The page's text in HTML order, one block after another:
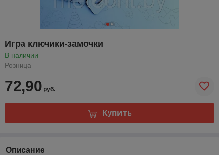
Игра ключики-замочки
В наличии
Розница
72,90 руб.
Купить
Описание